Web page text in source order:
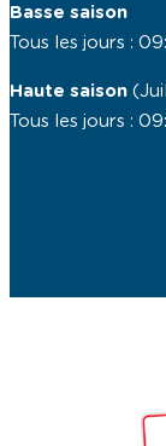
Basse saison
Tous les jours :
Haute saison
Tous les jours :